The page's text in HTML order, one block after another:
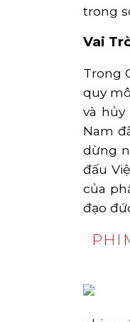
trong
Vai
Trong
quy
và
Nam
dừng
đấu
của
đạo